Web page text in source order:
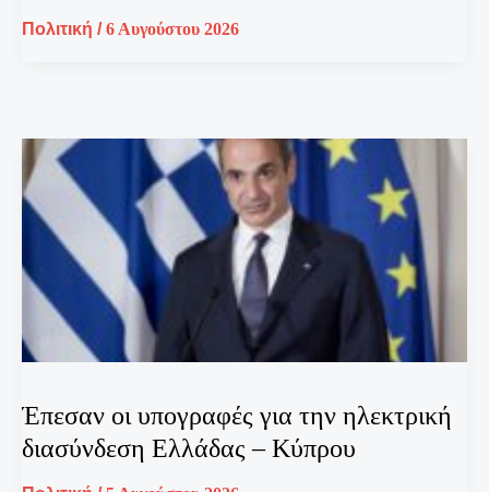
Πολιτική /6 Αυγούστου 2026
Έπεσαν οι υπογραφές για την ηλεκτρική
διασύνδεση Ελλάδας – Κύπρου